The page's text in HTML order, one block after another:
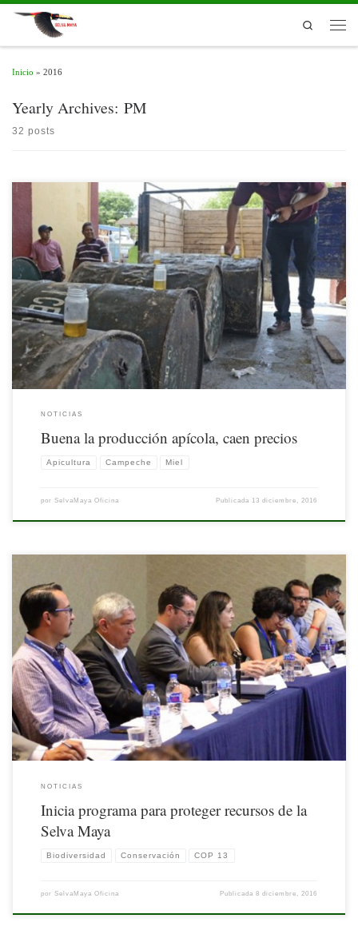
Skip to content
Search
Inicio » 2016
Yearly Archives: PM
32 posts
Nota publicada por InfoRural, el 13 diciembre de 2016
[…]
NOTICIAS
Buena la producción apícola, caen precios
Apicultura Campeche Miel
por SelvaMaya Oficina Publicada 13 diciembre, 2016
Publicado por NTX/EGL/MMH el 8 de diciembre de 2016
[…]
NOTICIAS
Inicia programa para proteger recursos de la
Selva Maya
Biodiversidad Conservación COP 13
por SelvaMaya Oficina Publicada8 diciembre, 2016